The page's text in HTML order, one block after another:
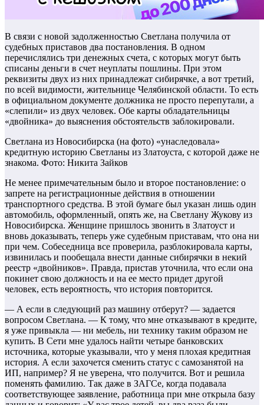
В связи с новой задолженностью Светлана получила от
судебных приставов два постановления. В одном
перечислялись три денежных счета, с которых могут быть
списаны деньги в счет неуплаты пошлины. При этом
реквизиты двух из них принадлежат сибирячке, а вот третий,
по всей видимости, жительнице Челябинской области. То есть
в официальном документе должника не просто перепутали, а
«слепили» из двух человек. Обе карты обладательницы
«двойника» до выяснения обстоятельств заблокировали.
Светлана из Новосибирска (на фото) «унаследовала»
кредитную историю Светланы из Златоуста, с которой даже не
знакома. Фото: Никита Зайков
Не менее примечательным было и второе постановление: о
запрете на регистрационные действия в отношении
транспортного средства. В этой бумаге был указан лишь один
автомобиль, оформленный, опять же, на Светлану Жукову из
Новосибирска. Женщине пришлось звонить в Златоуст и
вновь доказывать, теперь уже судебным приставам, что она ни
при чем. Собеседница все проверила, разблокировала карты,
извинилась и пообещала внести данные сибирячки в некий
реестр «двойников». Правда, пристав уточнила, что если она
покинет свою должность и на ее место придет другой
человек, есть вероятность, что история повторится.
— А если в следующий раз машину отберут? — задается
вопросом Светлана. — К тому, что мне отказывают в кредите,
я уже привыкла — ни мебель, ни технику таким образом не
купить. В Сети мне удалось найти четыре банковских
источника, которые указывали, что у меня плохая кредитная
история. А если захочется сменить статус с самозанятой на
ИП, например? Я не уверена, что получится. Вот и решила
поменять фамилию. Так даже в ЗАГСе, когда подавала
соответствующее заявление, работница при мне открыла базу